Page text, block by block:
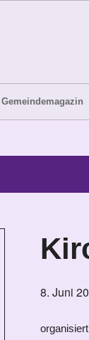
Gemeindemagazin
8. Juni